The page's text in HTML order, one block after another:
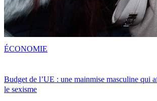
Budget de l’UE : une mainmise masculine qui
le sexisme
ÉCONOMIE